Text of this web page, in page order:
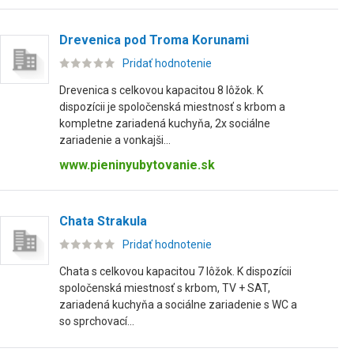
Drevenica pod Troma Korunami
Pridať hodnotenie
Drevenica s celkovou kapacitou 8 lôžok. K
dispozícii je spoločenská miestnosť s krbom a
kompletne zariadená kuchyňa, 2x sociálne
zariadenie a vonkajši...
www.pieninyubytovanie.sk
Chata Strakula
Pridať hodnotenie
Chata s celkovou kapacitou 7 lôžok. K dispozícii
spoločenská miestnosť s krbom, TV + SAT,
zariadená kuchyňa a sociálne zariadenie s WC a
so sprchovací...